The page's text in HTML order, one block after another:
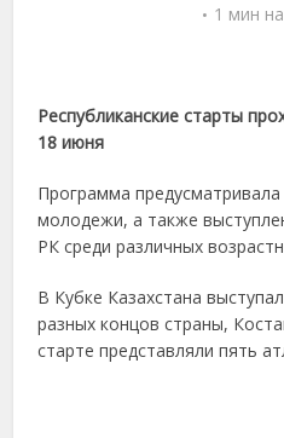
1 мин
Республиканские старты
18 июня
Программа
молодежи, а также
РК среди различных
В Кубке Казахстана
разных концов страны,
старте представляли пять